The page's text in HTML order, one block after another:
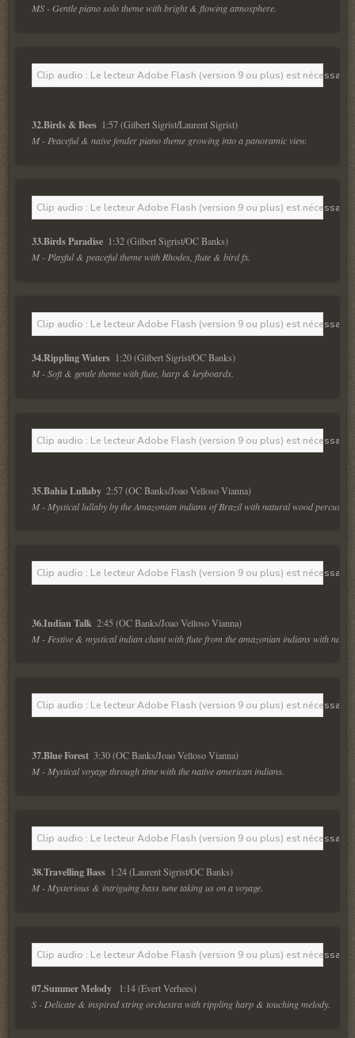
MS - Gentle piano solo theme with bright & flowing atmosphere.
Clip audio : Le lecteur Adobe Flash (version 9 ou plus) est
32.Birds & Bees
1:57 (Gilbert Sigrist/Laurent Sigrist)
M - Peaceful & naive fender piano theme growing into a panoramic view.
Clip audio : Le lecteur Adobe Flash (version 9 ou plus) est
33.Birds Paradise
1:32 (Gilbert Sigrist/OC Banks)
M - Playful & peaceful theme with Rhodes, flute & bird fx.
Clip audio : Le lecteur Adobe Flash (version 9 ou plus) est
34.Rippling Waters
1:20 (Gilbert Sigrist/OC Banks)
M - Soft & gentle theme with flute, harp & keyboards.
Clip audio : Le lecteur Adobe Flash (version 9 ou plus) est
35.Bahia Lullaby
2:57 (OC Banks/Joao Velloso Vianna)
M - Mystical lullaby by the Amazonian indians of Brazil with natural wood
Clip audio : Le lecteur Adobe Flash (version 9 ou plus) est
36.Indian Talk
2:45 (OC Banks/Joao Velloso Vianna)
M - Festive & mystical indian chant with flute from the amazonian indians with
Clip audio : Le lecteur Adobe Flash (version 9 ou plus) est
37.Blue Forest
3:30 (OC Banks/Joao Velloso Vianna)
M - Mystical voyage through time with the native american indians.
Clip audio : Le lecteur Adobe Flash (version 9 ou plus) est
38.Travelling Bass
1:24 (Laurent Sigrist/OC Banks)
M - Mysterious & intriguing bass tune taking us on a voyage.
Clip audio : Le lecteur Adobe Flash (version 9 ou plus) est
07.Summer Melody
1:14 (Evert Verhees)
S - Delicate & inspired string orchestra with rippling harp & touching melody.